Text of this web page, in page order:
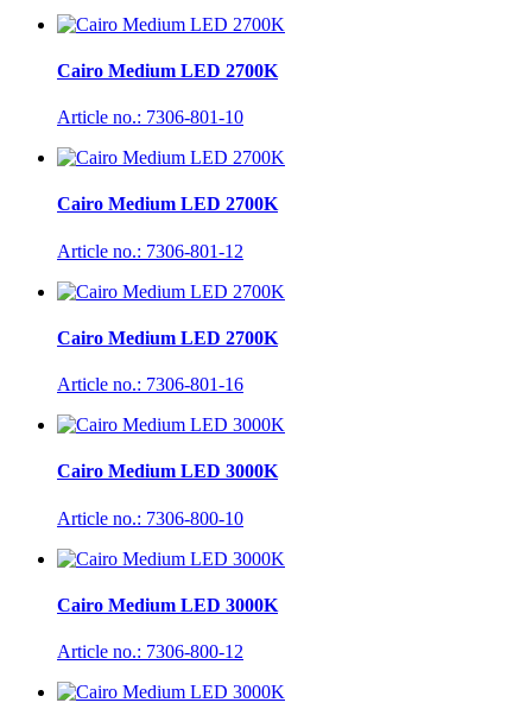
Cairo Medium LED 2700K
Article no.: 7306-801-10
Cairo Medium LED 2700K
Article no.: 7306-801-12
Cairo Medium LED 2700K
Article no.: 7306-801-16
Cairo Medium LED 3000K
Article no.: 7306-800-10
Cairo Medium LED 3000K
Article no.: 7306-800-12